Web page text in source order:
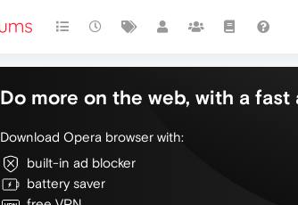
Do more on the web, with a
Download Opera browser with:
built-in ad blocker
battery saver